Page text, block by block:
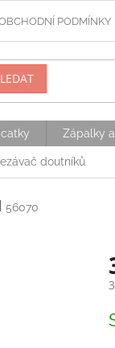
PODMÍNKY
Zápalky
doutníků
56070